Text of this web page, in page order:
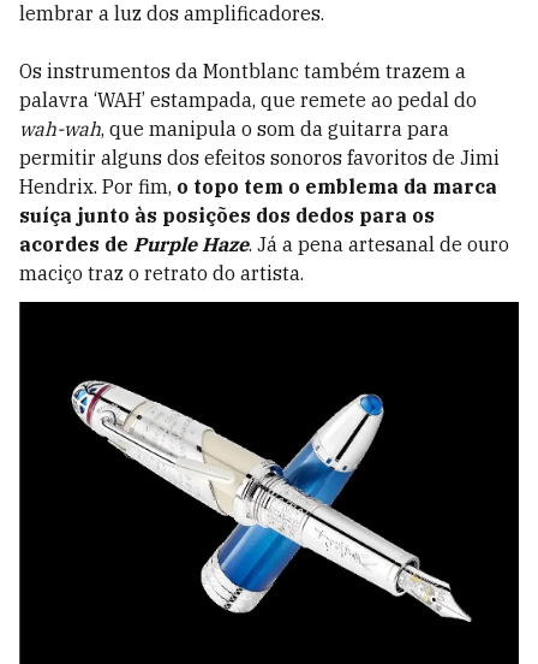
lembrar a luz dos amplificadores.
Os instrumentos da Montblanc também trazem a
palavra ‘WAH’ estampada, que remete ao pedal do
wah-wah, que manipula o som da guitarra para
permitir alguns dos efeitos sonoros favoritos de Jimi
Hendrix. Por fim, o topo tem o emblema da marca
suíça junto às posições dos dedos para os
acordes de Purple Haze. Já a pena artesanal de ouro
maciço traz o retrato do artista.